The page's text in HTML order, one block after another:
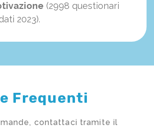
(2998 questionari
2023).
Frequenti
contattaci tramite il